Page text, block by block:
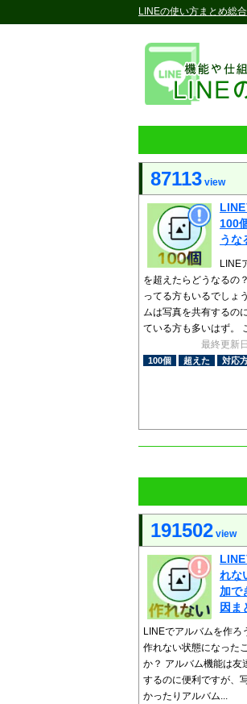
LINEの使い方まとめ総
87113 view
100
うな
LINE
を超えたらどうなるの
ってる方もいるでしょ
ムは写真を共有するの
ている方も多いはず。
最終更新
100個 超えた 対応
191502 view
れな
加で
因ま
LINEでアルバムを作ろ
作れない状態になった
か？ アルバム機能は友
するのに便利ですが、
かったりアルバム...